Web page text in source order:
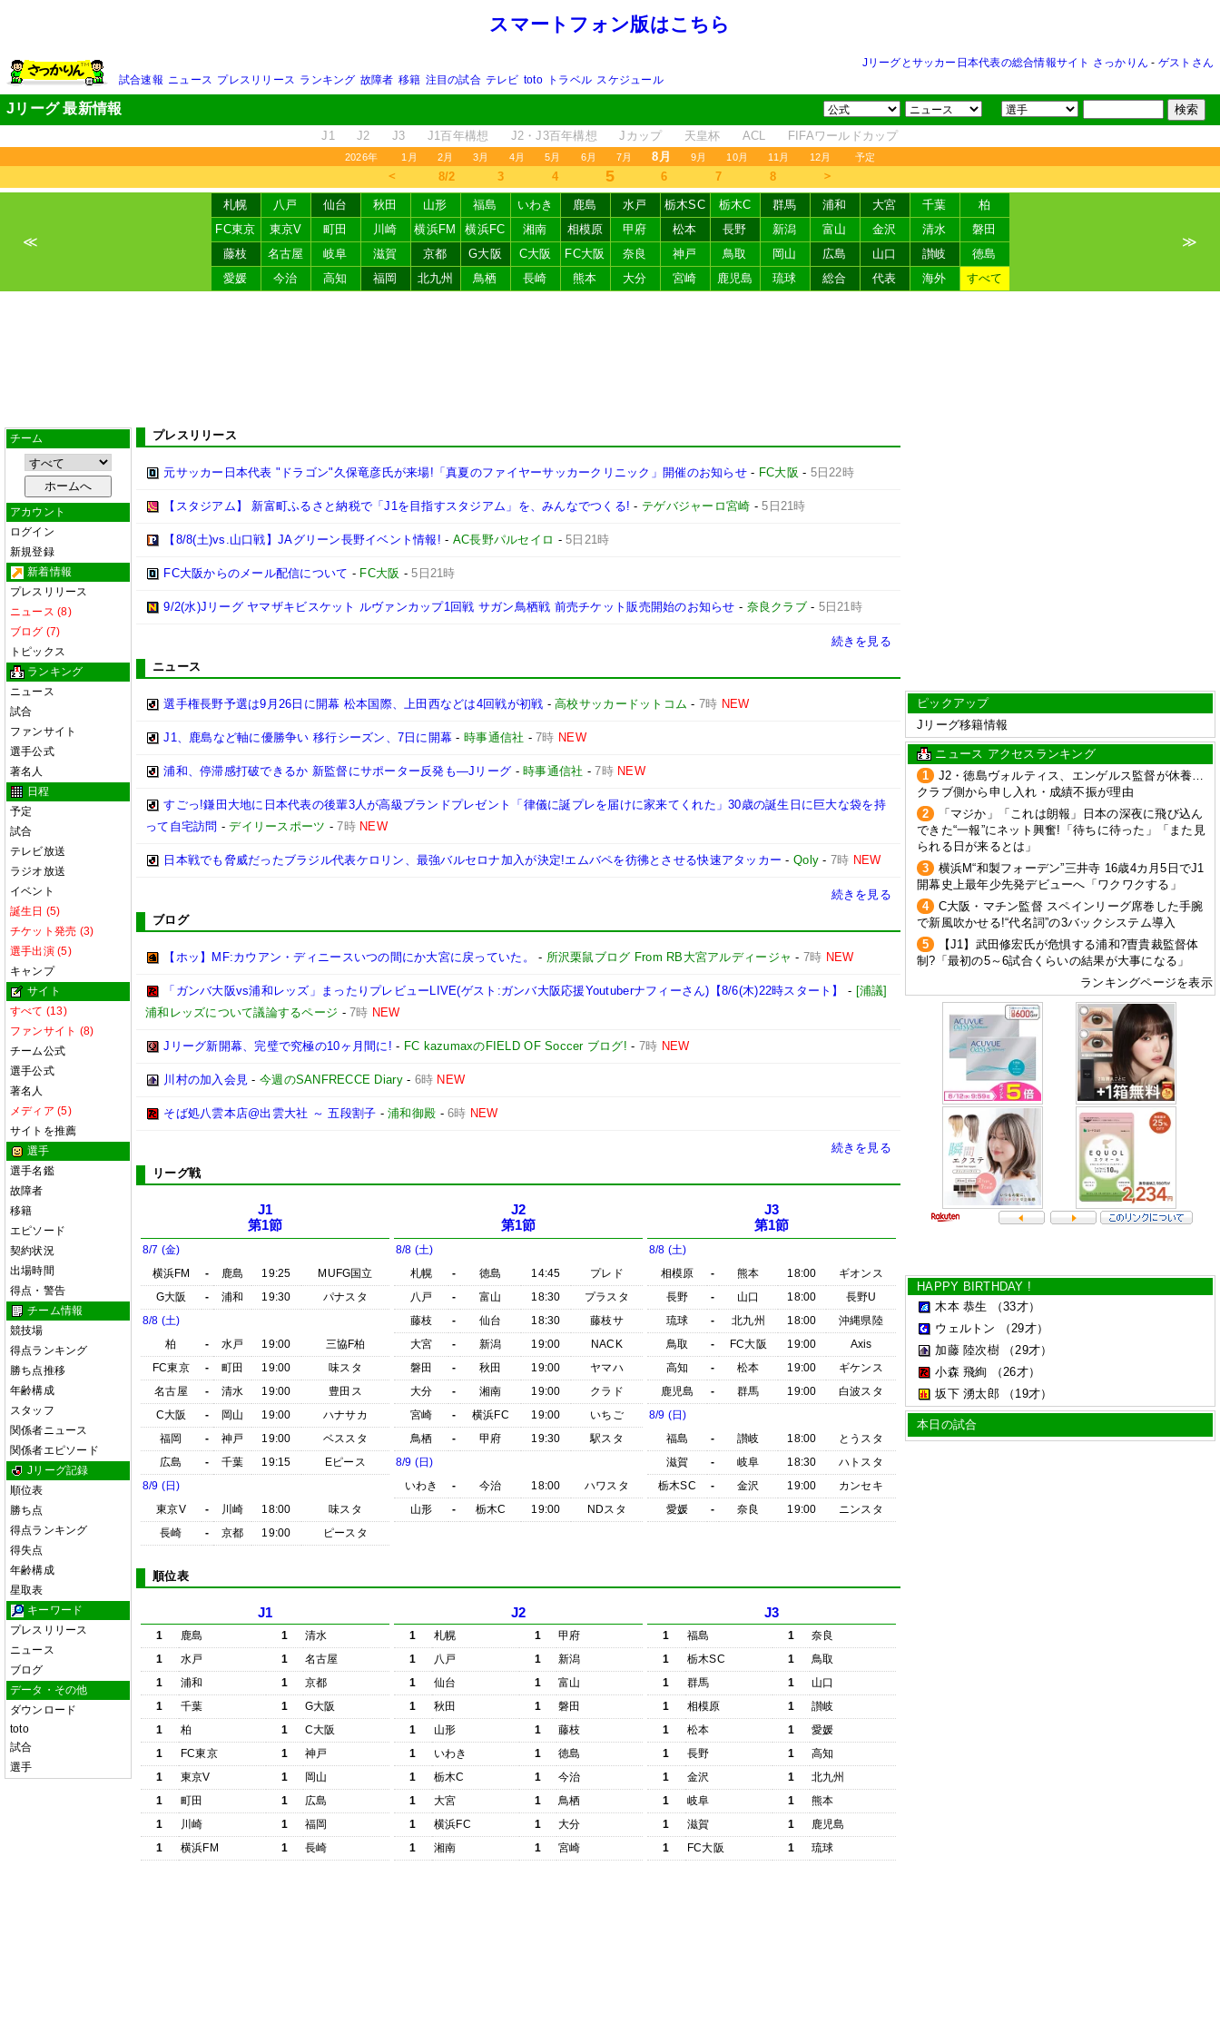
スマートフォン版はこちら
Jリーグとサッカー日本代表の総合情報サイト さっかりん - ゲストさん
試合速報 ニュース プレスリリース ランキング 故障者 移籍 注目の試合 テレビ toto トラベル スケジュール
Jリーグ 最新情報
J1 J2 J3 J1百年構想 J2・J3百年構想 Jカップ 天皇杯 ACL FIFAワールドカップ
2026年 1月 2月 3月 4月 5月 6月 7月 8月 9月 10月 11月 12月 予定
＜ 8/2 3 4 5 6 7 8 ＞
≪
札幌 八戸 仙台 秋田 山形 福島 いわき 鹿島 水戸 栃木SC 栃木C 群馬 浦和 大宮 千葉
柏
FC東京
東京V 町田 川崎 横浜FM 横浜FC 湘南 相模原 甲府 松本 長野 新潟 富山 金沢 清水
磐田
藤枝
名古屋 岐阜 滋賀 京都 G大阪 C大阪 FC大阪 奈良 神戸 鳥取 岡山 広島 山口 讃岐
徳島
愛媛
今治 高知 福岡 北九州 鳥栖 長崎 熊本 大分 宮崎 鹿児島 琉球 総合 代表 海外 すべて
≫
チーム
アカウント
ログイン
新規登録
新着情報
プレスリリース
ニュース (8)
ブログ (7)
トピックス
ランキング
ニュース
試合
ファンサイト
選手公式
著名人
日程
予定
試合
テレビ放送
ラジオ放送
イベント
誕生日 (5)
チケット発売 (3)
選手出演 (5)
キャンプ
サイト
すべて (13)
ファンサイト (8)
チーム公式
選手公式
著名人
メディア (5)
サイトを推薦
選手
選手名鑑
故障者
移籍
エピソード
契約状況
出場時間
得点・警告
チーム情報
競技場
得点ランキング
勝ち点推移
年齢構成
スタッフ
関係者ニュース
関係者エピソード
Jリーグ記録
順位表
勝ち点
得点ランキング
得失点
年齢構成
星取表
キーワード
プレスリリース
ニュース
ブログ
データ・その他
ダウンロード
toto
試合
選手
プレスリリース
元サッカー日本代表 "ドラゴン"久保竜彦氏が来場!「真夏のファイヤーサッカークリニック」開催のお知らせ- FC大阪 - 5日22時
【スタジアム】 新富町ふるさと納税で「J1を目指すスタジアム」を、みんなでつくる! - テゲバジャーロ宮崎 -5日21時
【8/8(土)vs.山口戦】JAグリーン長野イベント情報! - AC長野パルセイロ -5日21時
FC大阪からのメール配信について - FC大阪 -5日21時
9/2(水)Jリーグ ヤマザキビスケット ルヴァンカップ1回戦 サガン鳥栖戦 前売チケット販売開始のお知らせ - 奈良クラブ- 5日21時
続きを見る
ニュース
選手権長野予選は9月26日に開幕 松本国際、上田西などは4回戦が初戦 -高校サッカードットコム - 7時 NEW
J1、鹿島など軸に優勝争い 移行シーズン、7日に開幕 -時事通信社 -7時 NEW
浦和、停滞感打破できるか 新監督にサポーター反発も―Jリーグ -時事通信社 -7時 NEW
すごっ!鎌田大地に日本代表の後輩3人が高級ブランドプレゼント「律儀に誕プレを届けに家来てくれた」30歳の誕生日に巨大な袋を持
って自宅訪問 -デイリースポーツ -7時 NEW
日本戦でも脅威だったブラジル代表ケロリン、最強バルセロナ加入が決定!エムバペを彷彿とさせる快速アタッカー - Qoly - 7時 NEW
続きを見る
ブログ
【ホッ】MF:カウアン・ディニースいつの間にか大宮に戻っていた。 - 所沢栗鼠ブログ From RB大宮アルディージャ - 7時 NEW
「ガンバ大阪vs浦和レッズ」まったりプレビューLIVE(ゲスト:ガンバ大阪応援Youtuberナフィーさん)【8/6(木)22時スタート】 - [浦議]
浦和レッズについて議論するページ -7時 NEW
Jリーグ新開幕、完璧で究極の10ヶ月間に! - FC kazumaxのFIELD OF Soccer ブログ! - 7時 NEW
川村の加入会見 - 今週のSANFRECCE Diary- 6時 NEW
そば処八雲本店@出雲大社 ～ 五段割子 -浦和御殿 -6時 NEW
続きを見る
リーグ戦
J1
第1節
8/7 (金)
横浜FM
- 鹿島 19:25
MUFG国立
G大阪
- 浦和 19:30
パナスタ
8/8 (土)
柏
- 水戸 19:00
三協F柏
FC東京
- 町田 19:00
味スタ
名古屋
- 清水 19:00
豊田ス
C大阪
- 岡山 19:00
ハナサカ
福岡
- 神戸 19:00
ベススタ
広島
- 千葉 19:15
Eピース
8/9 (日)
東京V
- 川崎 18:00
味スタ
長崎
- 京都 19:00 ピースタ
J2
第1節
8/8 (土)
札幌
- 徳島 14:45
プレド
八戸
- 富山 18:30
プラスタ
藤枝
- 仙台 18:30
藤枝サ
大宮
- 新潟 19:00
NACK
磐田
- 秋田 19:00
ヤマハ
大分
- 湘南 19:00
クラド
宮崎
- 横浜FC 19:00
いちご
鳥栖
- 甲府 19:30
駅スタ
8/9 (日)
いわき
- 今治 18:00
ハワスタ
山形
- 栃木C 19:00 NDスタ
J3
第1節
8/8 (土)
相模原
- 熊本 18:00
ギオンス
長野
- 山口 18:00
長野U
琉球
- 北九州 18:00
沖縄県陸
鳥取
- FC大阪 19:00
Axis
高知
- 松本 19:00
ギケンス
鹿児島
- 群馬 19:00
白波スタ
8/9 (日)
福島
- 讃岐 18:00
とうスタ
滋賀
- 岐阜 18:30
ハトスタ
栃木SC
- 金沢 19:00
カンセキ
愛媛
- 奈良 19:00 ニンスタ
順位表
J1
1 鹿島 1
清水
1
水戸 1
名古屋
1
浦和 1
京都
1
千葉 1
G大阪
1
柏 1
C大阪
1
FC東京 1
神戸
1
東京V 1
岡山
1
町田 1
広島
1
川崎 1
福岡
1
横浜FM 1 長崎
J2
1 札幌 1
甲府
1
八戸 1
新潟
1
仙台 1
富山
1
秋田 1
磐田
1
山形 1
藤枝
1
いわき 1
徳島
1
栃木C 1
今治
1
大宮 1
鳥栖
1
横浜FC 1
大分
1
湘南 1 宮崎
J3
1 福島 1
奈良
1
栃木SC 1
鳥取
1
群馬 1
山口
1
相模原 1
讃岐
1
松本 1
愛媛
1
長野 1
高知
1
金沢 1
北九州
1
岐阜 1
熊本
1
滋賀 1
鹿児島
1
FC大阪 1 琉球
ピックアップ
Jリーグ移籍情報
ニュース アクセスランキング
1
J2・徳島ヴォルティス、エンゲルス監督が休養…
クラブ側から申し入れ・成績不振が理由
2
「マジか」「これは朗報」日本の深夜に飛び込ん
できた“一報”にネット興奮!「待ちに待った」「また見
られる日が来るとは」
3
横浜M“和製フォーデン”三井寺 16歳4カ月5日でJ1
開幕史上最年少先発デビューへ「ワクワクする」
4
C大阪・マチン監督 スペインリーグ席巻した手腕
で新風吹かせる!“代名詞”の3バックシステム導入
5
【J1】武田修宏氏が危惧する浦和?曺貴裁監督体
制?「最初の5～6試合くらいの結果が大事になる」
ランキングページを表示
HAPPY BIRTHDAY !
木本 恭生
（33才）
ウェルトン
（29才）
加藤 陸次樹
（29才）
小森 飛絢
（26才）
坂下 湧太郎
（19才）
本日の試合